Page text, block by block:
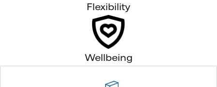
Flexibility
Wellbeing